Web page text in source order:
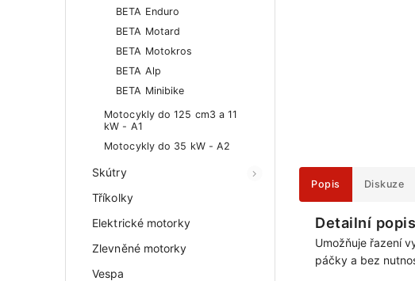
BETA Enduro
BETA Motard
BETA Motokros
BETA Alp
BETA Minibike
Motocykly do 125 cm3 a 11
kW - A1
Motocykly do 35 kW - A2
Skútry
Tříkolky
Elektrické motorky
Zlevněné motorky
Vespa
Popis Diskuze
Detailní
Umožňuje řazení
páčky a bez